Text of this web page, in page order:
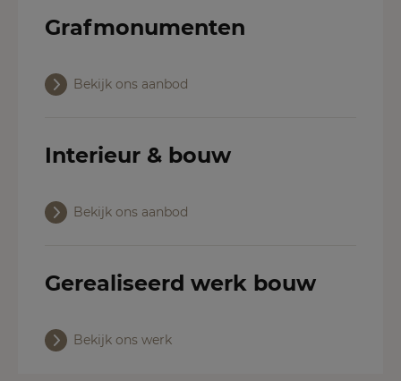
Grafmonumenten
Bekijk ons aanbod
Interieur & bouw
Bekijk ons aanbod
Gerealiseerd werk bouw
Bekijk ons werk